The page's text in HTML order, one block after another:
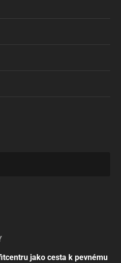
jako cesta k pevnému